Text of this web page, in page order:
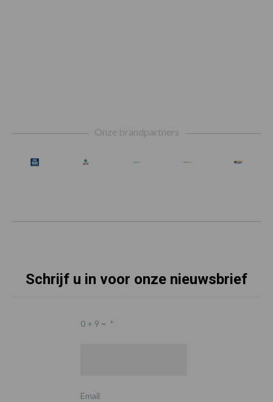
Onze brandpartners
Schrijf u in voor onze nieuwsbrief
0 + 9 = *
Email